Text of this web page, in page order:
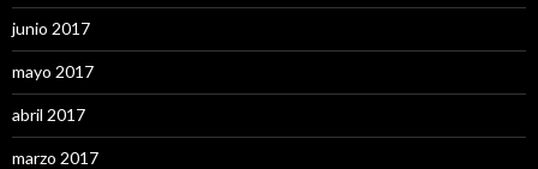
junio 2017
mayo 2017
abril 2017
marzo 2017